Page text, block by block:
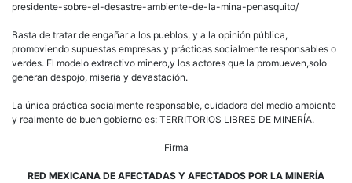
presidente-sobre-el-desastre-ambiente-de-la-mina-penasquito/
Basta de tratar de engañar a los pueblos, y a la opinión pública,
promoviendo supuestas empresas y prácticas socialmente responsables o
verdes. El modelo extractivo minero,y los actores que la promueven,solo
generan despojo, miseria y devastación.
La única práctica socialmente responsable, cuidadora del medio ambiente
y realmente de buen gobierno es: TERRITORIOS LIBRES DE MINERÍA.
Firma
RED MEXICANA DE AFECTADAS Y AFECTADOS POR LA MINERÍA